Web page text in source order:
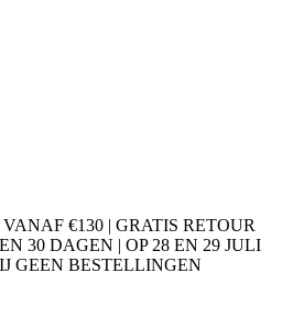
€130 | GRATIS RETOUR
30 DAGEN | OP 28 EN 29 JULI
GEEN BESTELLINGEN